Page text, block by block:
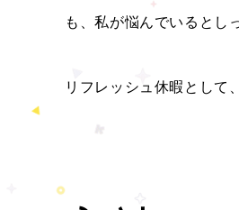
も、私が悩んでいるとし
リフレッシュ休暇として